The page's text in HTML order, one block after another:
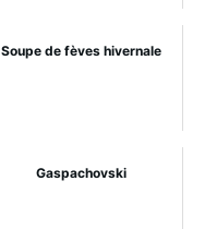
Soupe de fèves hivernale
Gaspachovski